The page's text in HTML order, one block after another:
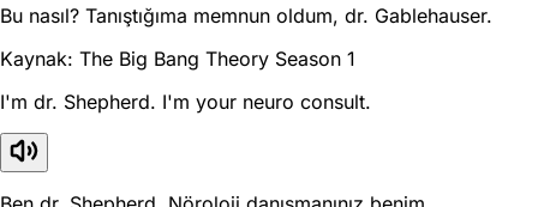
Bu nasıl? Tanıştığıma memnun oldum, dr. Gablehauser.
Kaynak: The Big Bang Theory Season 1
I'm dr. Shepherd. I'm your neuro consult.